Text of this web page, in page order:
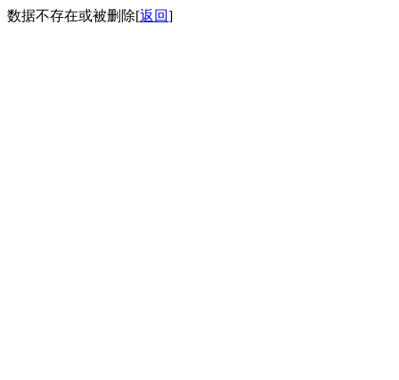
数据不存在或被删除[返回]